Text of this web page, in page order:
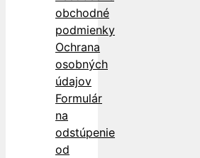
obchodné
podmienky
Ochrana
osobných
údajov
Formulár
na
odstúpenie
od